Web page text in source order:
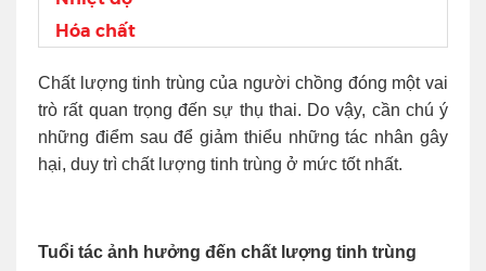
Hóa chất
Chất lượng tinh trùng của người chồng đóng một vai
trò rất quan trọng đến sự thụ thai. Do vậy, cần chú ý
những điểm sau để giảm thiểu những tác nhân gây
hại, duy trì chất lượng tinh trùng ở mức tốt nhất.
Tuổi tác ảnh hưởng đến chất lượng tinh trùng